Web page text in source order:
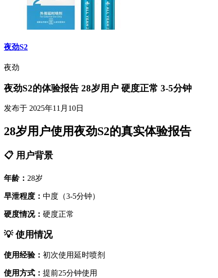
夜劲S2
夜劲
夜劲S2的体验报告 28岁用户 硬度正常 3-5分钟
发布于 2025年11月10日
28岁用户使用夜劲S2的真实体验报告
📋 用户背景
年龄： 28岁
早泄程度： 中度（3-5分钟）
硬度情况： 硬度正常
💡 使用情况
使用经验： 初次使用延时喷剂
使用方式： 提前25分钟使用